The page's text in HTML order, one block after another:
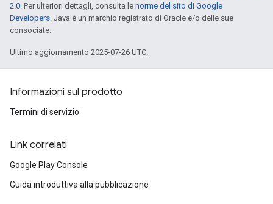
2.0. Per ulteriori dettagli, consulta le norme del sito di Google
Developers. Java è un marchio registrato di Oracle e/o delle sue
consociate.
Ultimo aggiornamento 2025-07-26 UTC.
Informazioni sul prodotto
Termini di servizio
Link correlati
Google Play Console
Guida introduttiva alla pubblicazione